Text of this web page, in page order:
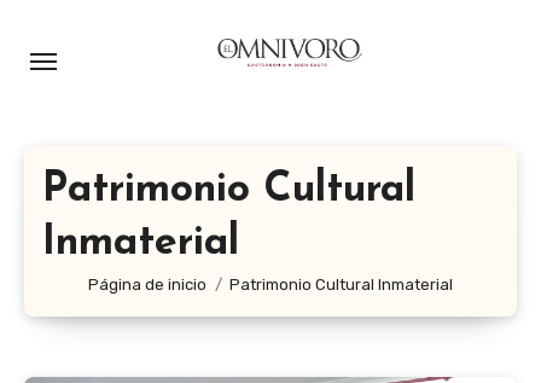
Patrimonio Cultural
Inmaterial
Página de inicio Patrimonio Cultural Inmaterial